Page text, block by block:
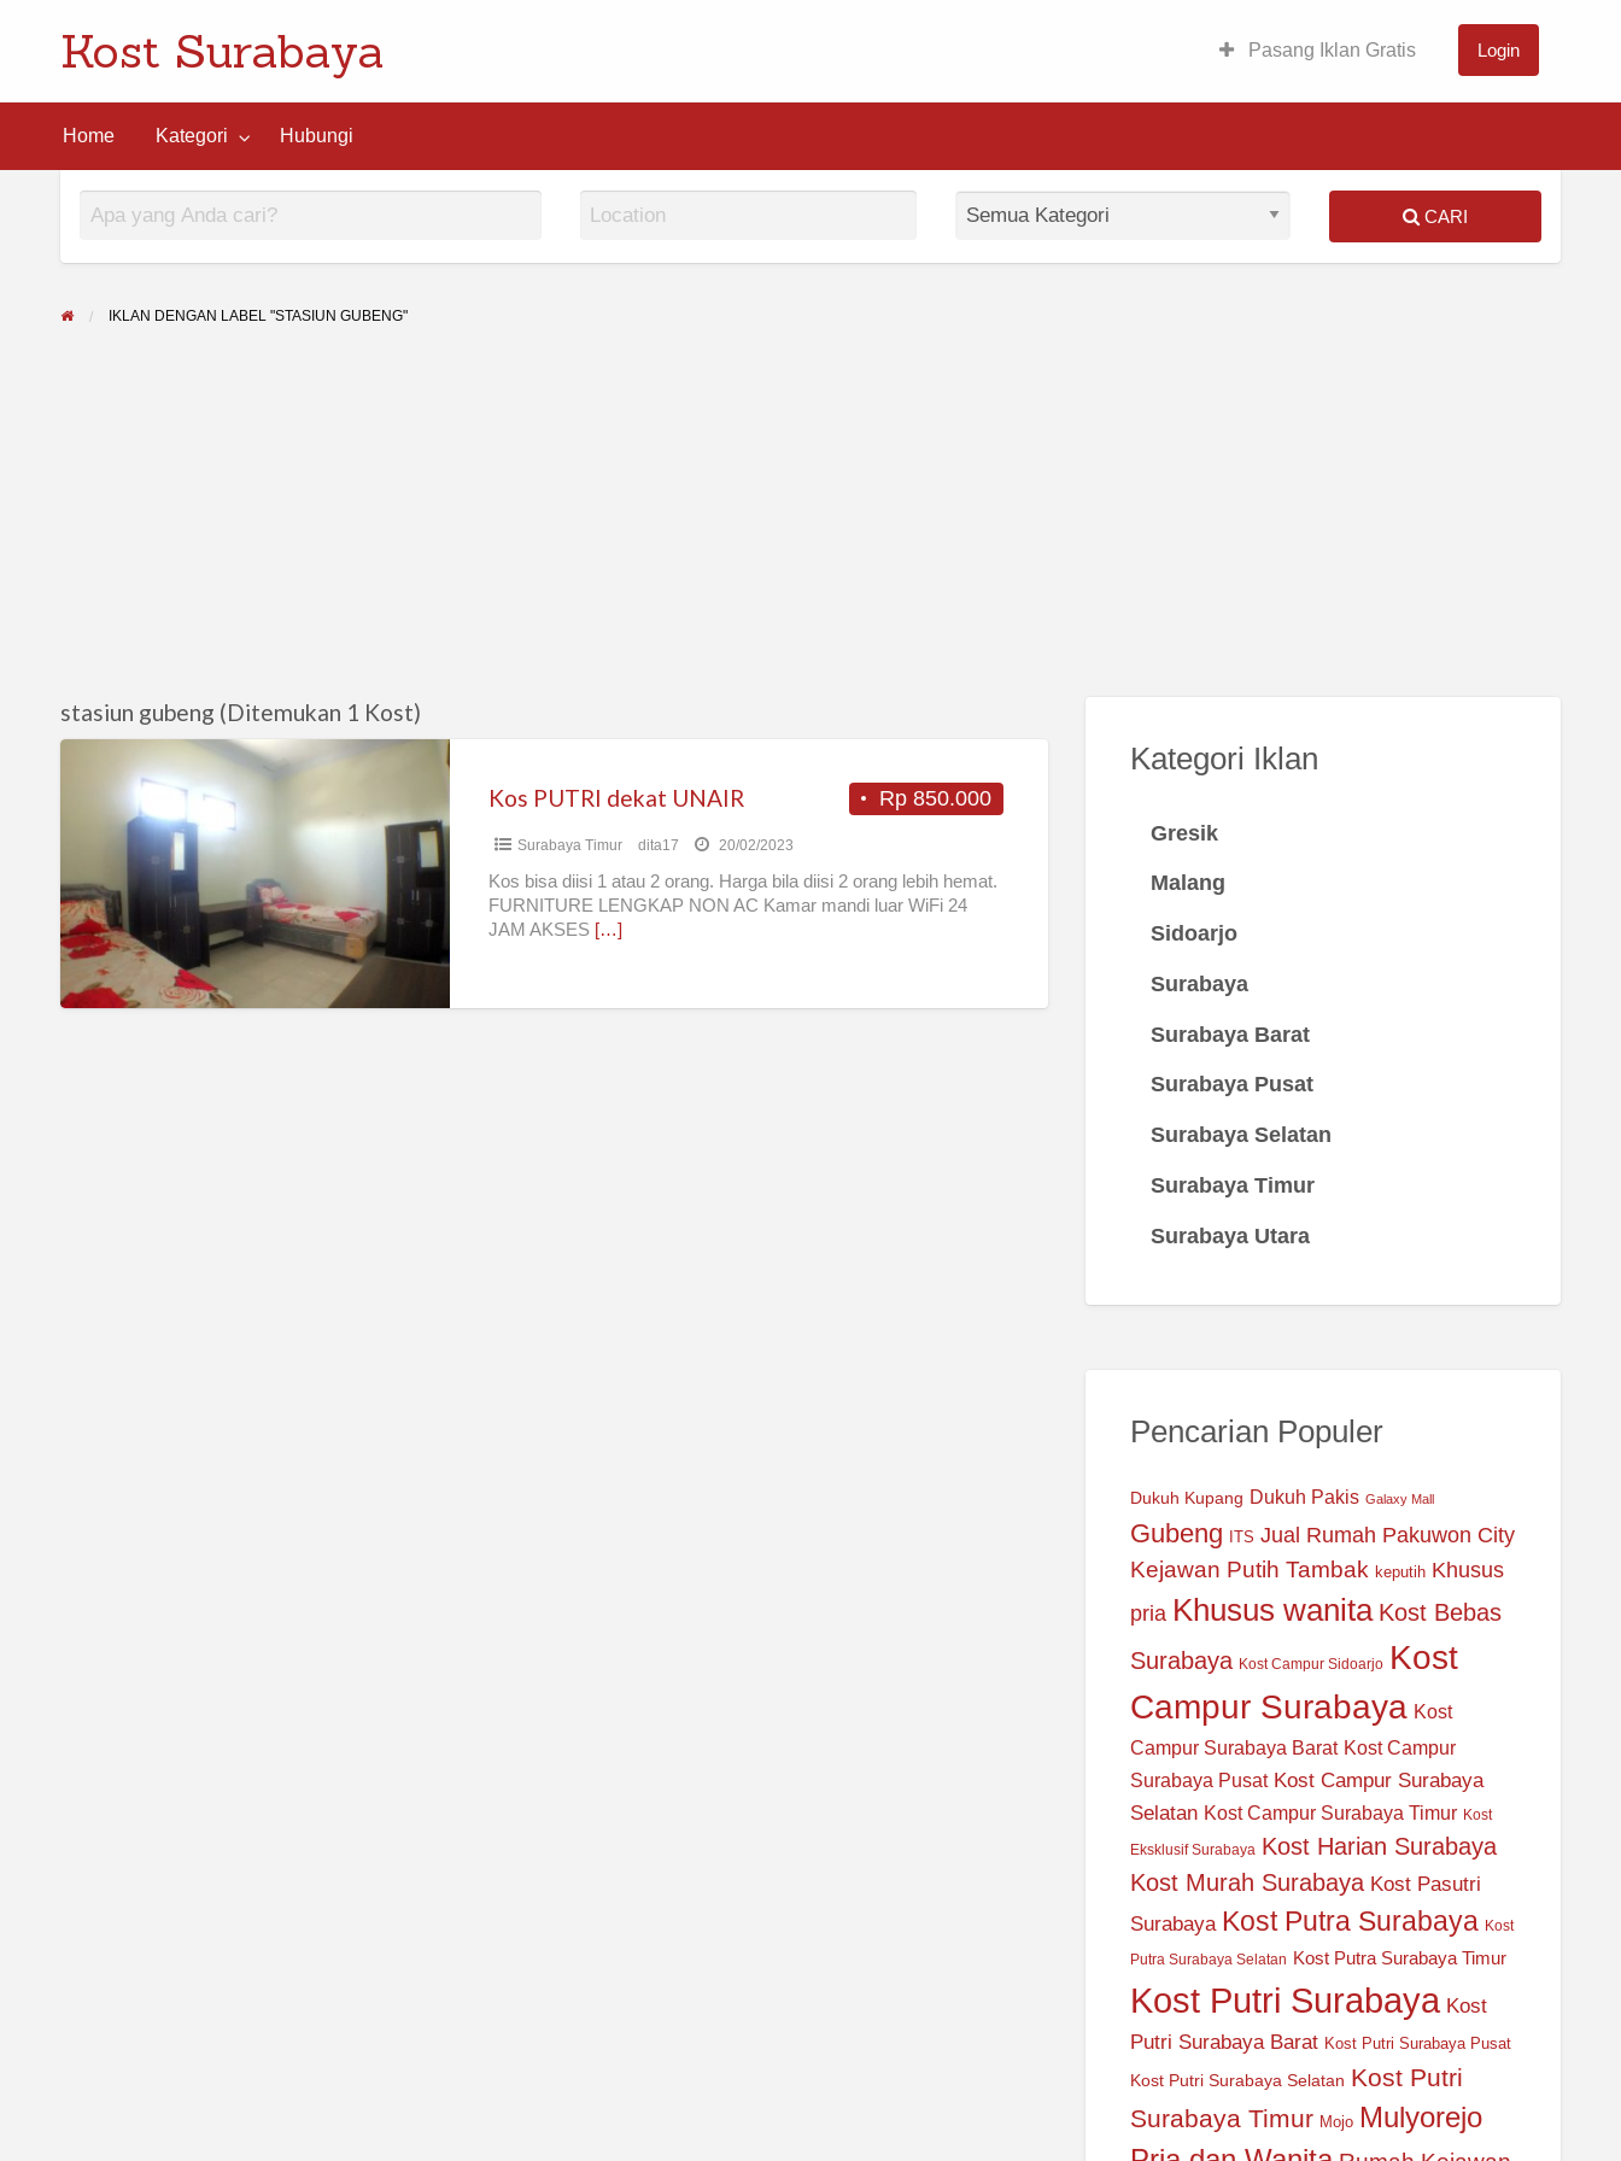
Kost Surabaya Pasang Iklan Gratis Login
Home Kategori Hubungi
CARI
IKLAN DENGAN LABEL "STASIUN GUBENG"
stasiun gubeng (Ditemukan 1 Kost)
Rp 850.000
Kos PUTRI dekat UNAIR
Surabaya Timur dita17 20/02/2023
Kos bisa diisi 1 atau 2 orang. Harga bila diisi 2 orang lebih hemat.
FURNITURE LENGKAP NON AC Kamar mandi luar WiFi 24
JAM AKSES […]
Kategori Iklan
Gresik
Malang
Sidoarjo
Surabaya
Surabaya Barat
Surabaya Pusat
Surabaya Selatan
Surabaya Timur
Surabaya Utara
Pencarian Populer
Dukuh Kupang Dukuh Pakis Galaxy Mall
Gubeng ITS Jual Rumah Pakuwon City
Kejawan Putih Tambak keputih Khusus
pria Khusus wanita Kost Bebas
Surabaya Kost Campur Sidoarjo Kost
Campur Surabaya Kost
Campur Surabaya Barat Kost Campur
Surabaya Pusat Kost Campur Surabaya
Selatan Kost Campur Surabaya Timur Kost
Eksklusif Surabaya Kost Harian Surabaya
Kost Murah Surabaya Kost Pasutri
Surabaya Kost Putra Surabaya Kost
Putra Surabaya Selatan Kost Putra Surabaya Timur
Kost Putri Surabaya Kost
Putri Surabaya Barat Kost Putri Surabaya Pusat
Kost Putri Surabaya Selatan Kost Putri
Surabaya Timur Mojo Mulyorejo